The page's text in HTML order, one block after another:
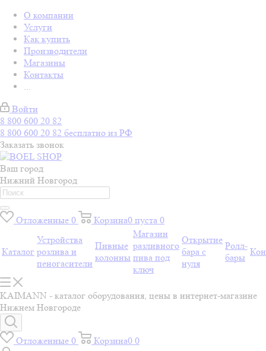
О компании
Услуги
Как купить
Производители
Магазины
Контакты
...
Войти
8 800 600 20 82
8 800 600 20 82 бесплатно из РФ
Заказать звонок
Ваш город
Нижний Новгород
Отложенные 0 Корзина0 пуста 0
Каталог
Устройства
розлива и
пеногасители
Пивные
колонны
Магазин
разливного
пива под
ключ
Открытие
бара с
нуля
Ролл-
бары
KAIMANN - каталог оборудования, цены в интернет-магазине
Нижнем Новгороде
Отложенные 0 Корзина0 0